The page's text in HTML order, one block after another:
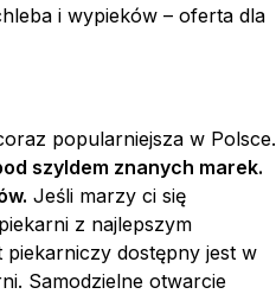
i wypieków – oferta dla
popularniejsza w Polsce.
szyldem znanych marek.
Jeśli marzy ci się
z najlepszym
dostępny jest w
Samodzielne otwarcie